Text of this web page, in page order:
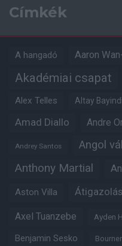
Címkék
A hangadó Aaron
Akadémiai csapat
Alex Telles Altay
Amad Diallo Andre
Andrey Santos Angol
Anthony Martial
Aston Villa
Axel Tuanzebe Ayden
Benjamin Sesko